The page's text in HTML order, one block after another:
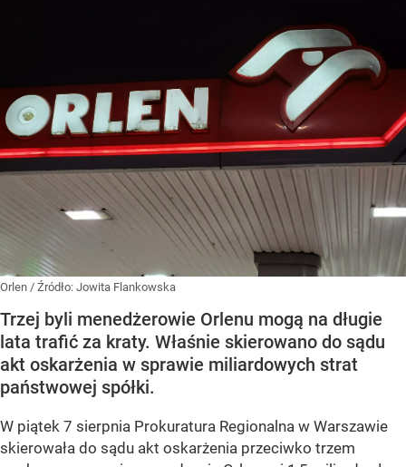
Orlen / Źródło: Jowita Flankowska
Trzej byli menedżerowie Orlenu mogą na długie
lata trafić za kraty. Właśnie skierowano do sądu
akt oskarżenia w sprawie miliardowych strat
państwowej spółki.
W piątek 7 sierpnia Prokuratura Regionalna w Warszawie
skierowała do sądu akt oskarżenia przeciwko trzem